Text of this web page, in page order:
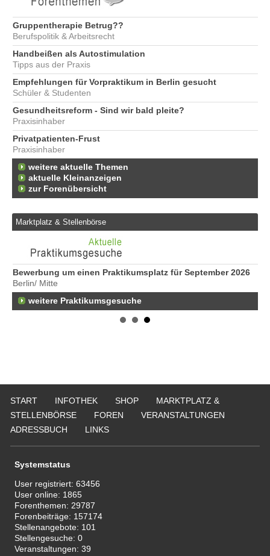
Gruppentherapie Betrug??
Berufspolitik & Arbeitsrecht
Handbeißen als Autostimulation
Tipps aus der Praxis
Empfehlungen für Vorpraktikum in Berlin gesucht
Schüler & Studenten
Gesundheitsreform - Sind wir bald pleite?
Praxisinhaber
Privatpatienten-Frust
Praxisinhaber
weitere aktuelle Themen
aktuelle Kleinanzeigen
zur Forenübersicht
Marktplatz & Stellenbörse
Bewerbung um einen Praktikumsplatz für September 2026
Berlin/ Mitte
weitere Praktikumsgesuche
START INFOTHEK SHOP
MARKTPLATZ &
STELLENBÖRSE
FOREN
VERANSTALTUNGEN
ADRESSBUCH
LINKS
Systemstatus
User registriert:63456
User online: 1865
Forenthemen: 29787
Forenbeiträge: 157174
Stellenangebote: 101
Stellengesuche:0
Veranstaltungen:39